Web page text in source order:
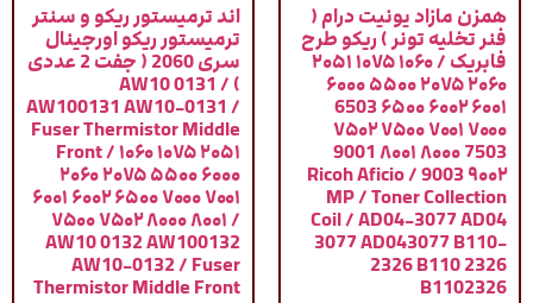
همزن مازاد یونیت درام (
فنر تخلیه تونر ) ریکو طرح
فابریک / ۱۰۶۰ ۱۰۷۵ ۲۰۵۱
۲۰۶۰ ۲۰۷۵ ۵۵۰۰ ۶۰۰۰
۶۰۰۱ ۶۰۰۲ ۶۵۰۰ 6503
۷۰۰۰ ۷۰۰۱ ۷۵۰۰ ۷۵۰۲
7503 ۸۰۰۰ ۸۰۰۱ 9001
۹۰۰۲ 9003 / Ricoh Aficio
MP / Toner Collection
Coil / AD04-3077 AD04
3077 AD043077 B110-
2326 B110 2326
B1102326
اند ترمیستور ریکو و سنتر
ترمیستور ریکو اورجینال
سری 2060 ( جفت 2 عددی
) / AW10 0131
AW100131 AW10-0131 /
Fuser Thermistor Middle
Front / ۱۰۶۰ ۱۰۷۵ ۲۰۵۱
۲۰۶۰ ۲۰۷۵ ۵۵۰۰ ۶۰۰۰
۶۰۰۱ ۶۰۰۲ ۶۵۰۰ ۷۰۰۰ ۷۰۰۱
۷۵۰۰ ۷۵۰۲ ۸۰۰۰ ۸۰۰۱ /
AW10 0132 AW100132
AW10-0132 / Fuser
Thermistor Middle Front